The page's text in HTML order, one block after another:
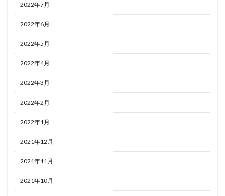
2022年7月
2022年6月
2022年5月
2022年4月
2022年3月
2022年2月
2022年1月
2021年12月
2021年11月
2021年10月